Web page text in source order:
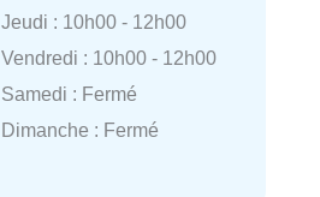
Jeudi : 10h00 - 12h00
Vendredi : 10h00 - 12h00
Samedi : Fermé
Dimanche : Fermé